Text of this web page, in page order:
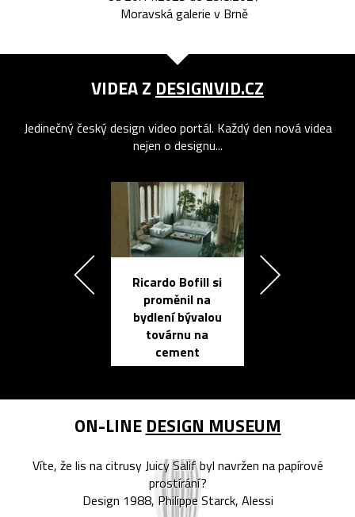
Moravská galerie v Brně
VIDEA Z DESIGNVID.CZ
Jedinečný český design video portál. Každý den nová videa
nejen o designu...
Ricardo Bofill si
proměnil na
bydlení bývalou
továrnu na
cement
ON-LINE DESIGN MUSEUM
Víte, že lis na citrusy Juicy Salif byl navržen na papírové
prostírání?
Design 1988, Philippe Starck, Alessi